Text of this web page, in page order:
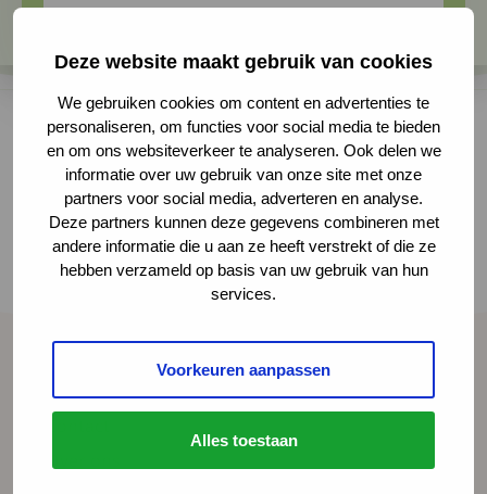
Deze website maakt gebruik van cookies
We gebruiken cookies om content en advertenties te
personaliseren, om functies voor social media te bieden
en om ons websiteverkeer te analyseren. Ook delen we
informatie over uw gebruik van onze site met onze
partners voor social media, adverteren en analyse.
Deze partners kunnen deze gegevens combineren met
andere informatie die u aan ze heeft verstrekt of die ze
hebben verzameld op basis van uw gebruik van hun
services.
Voorkeuren aanpassen
Alles toestaan
Aad wenst ons in zijn blog een mooie zomer
toe. Hij kan daar helaas zelf niet meer van
genieten. Op 23 juni 2025 is Aad Verbij
plotseling overleden. We wensen de familie
Spierziekten Nederland